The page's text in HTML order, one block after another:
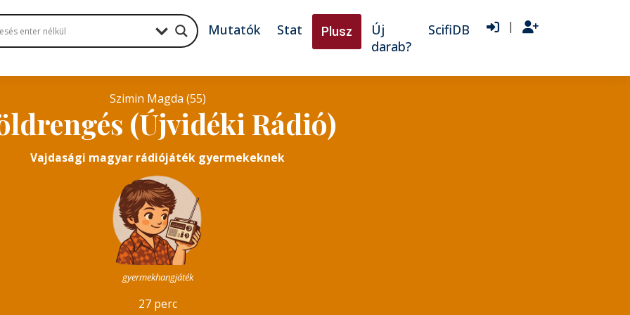
Mutatók Stat Plusz
Új
darab?
ScifiDB |
Szimin Magda (55)
(Újvidéki Rádió)
Vajdasági magyar rádiójáték gyermekeknek
gyermekhangjáték
27 perc